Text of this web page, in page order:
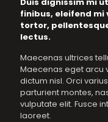
finibus, eleifend mi
tortor,
lectus.
Maecenas ultrices
Maecenas eget arcu
dictum nisl. Orci
parturient montes,
vulputate elit. Fusce
laoreet.